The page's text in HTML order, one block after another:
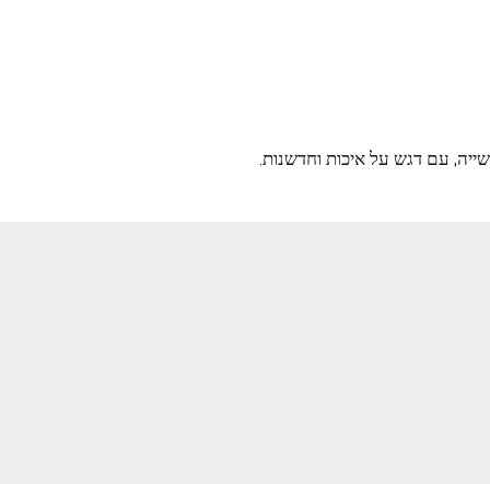
עם דגש על איכות וחדשנות.